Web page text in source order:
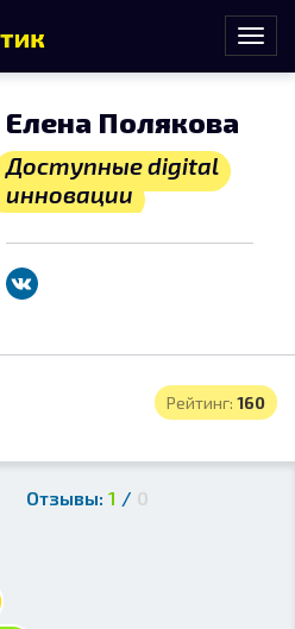
Елена Полякова
Доступные digital
инновации
Рейтинг: 160
Отзывы: 1 / 0